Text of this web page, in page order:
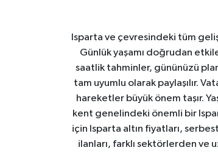
Isparta ve çevresindeki tüm
Günlük yaşamı doğrudan
saatlik tahminler, gününüzü
tam uyumlu olarak paylaşılır.
hareketler büyük önem taşır.
kent genelindeki önemli bir
için Isparta altın fiyatları,
ilanları, farklı sektörlerden ve